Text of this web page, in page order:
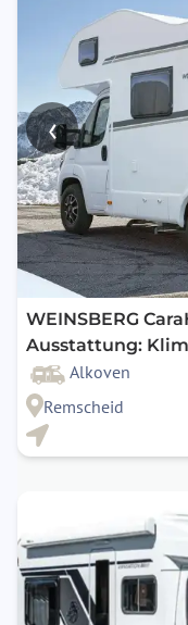
‹
WEINSBERG
Ausstattung:
Rückfahrkamera,
Alkoven
Remscheid